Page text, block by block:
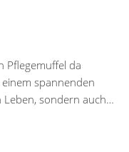
Pflegemuffel da
spannenden
Leben, sondern auch…